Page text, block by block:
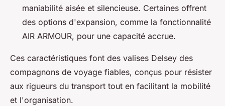
maniabilité aisée et silencieuse. Certaines offrent
des options d'expansion, comme la fonctionnalité
AIR ARMOUR, pour une capacité accrue.
Ces caractéristiques font des valises Delsey des
compagnons de voyage fiables, conçus pour résister
aux rigueurs du transport tout en facilitant la mobilité
et l'organisation.